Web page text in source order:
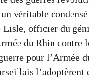
véritable
Lisle, officier du
du Rhin contre
pour l’Armée